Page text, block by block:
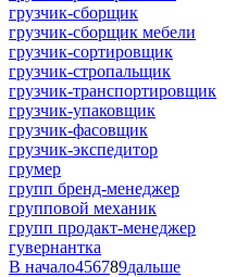
грузчик-сборщик
грузчик-сборщик мебели
грузчик-сортировщик
грузчик-стропальщик
грузчик-транспортировщик
грузчик-упаковщик
грузчик-фасовщик
грузчик-экспедитор
грумер
групп бренд-менеджер
групповой механик
групп продакт-менеджер
гувернантка
В начало456789дальше